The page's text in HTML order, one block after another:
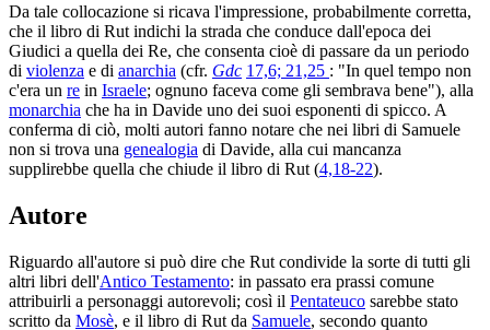
Da tale collocazione si ricava l'impressione, probabilmente corretta,
che il libro di Rut indichi la strada che conduce dall'epoca dei
Giudici a quella dei Re, che consenta cioè di passare da un periodo
di violenza e di anarchia (cfr. Gdc 17,6; 21,25 : "In quel tempo non
c'era un re in Israele; ognuno faceva come gli sembrava bene"), alla
monarchia che ha in Davide uno dei suoi esponenti di spicco. A
conferma di ciò, molti autori fanno notare che nei libri di Samuele
non si trova una genealogia di Davide, alla cui mancanza
supplirebbe quella che chiude il libro di Rut (4,18-22).
Autore
Riguardo all'autore si può dire che Rut condivide la sorte di tutti gli
altri libri dell'Antico Testamento: in passato era prassi comune
attribuirli a personaggi autorevoli; così il Pentateuco sarebbe stato
scritto da Mosè, e il libro di Rut da Samuele, secondo quanto